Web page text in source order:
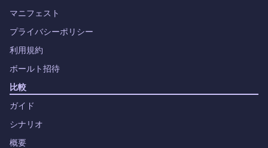
マニフェスト
プライバシーポリシー
利用規約
ボールト招待
比較
ガイド
シナリオ
概要